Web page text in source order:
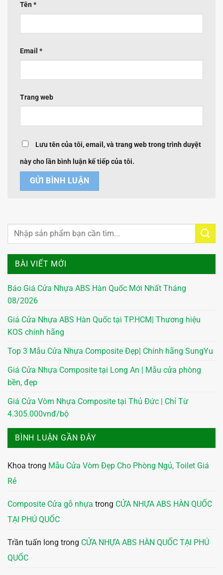
BÀI VIẾT MỚI
Báo Giá Cửa Nhựa ABS Hàn Quốc Mới Nhất Tháng
08/2026
Giá Cửa Nhựa ABS Hàn Quốc tại TP.HCM| Thương hiệu
KOS chính hãng
Top 3 Mẫu Cửa Nhựa Composite Đẹp| Chính hãng SungYu
Giá Cửa Nhựa Composite tại Long An | Mẫu cửa phòng
bền, đẹp
Giá Cửa Vòm Nhựa Composite tại Thủ Đức | Chỉ Từ
4.305.000vnđ/bộ
BÌNH LUẬN GẦN ĐÂY
Khoa trong Mẫu Cửa Vòm Đẹp Cho Phòng Ngủ, Toilet Giá
Rẻ
Composite Cửa gỗ nhựa trong CỬA NHỰA ABS HÀN QUỐC
TẠI PHÚ QUỐC
Trần tuấn long trong CỬA NHỰA ABS HÀN QUỐC TẠI PHÚ
QUỐC
Tên *
Email *
Trang web
Lưu tên của tôi, email, và trang web trong trình duyệt
này cho lần bình luận kế tiếp của tôi.